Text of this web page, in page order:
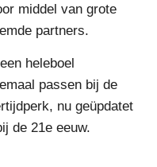
middel van grote
partners.
heleboel
passen bij de
nu geüpdatet
de 21e eeuw.